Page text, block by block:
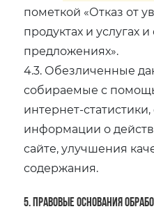
пометкой «Отказ от
продуктах и услугах
предложениях».
4.3. Обезличенные
собираемые с
интернет-
информации о
сайте, улучшения
содержания.
5. Правовые основания